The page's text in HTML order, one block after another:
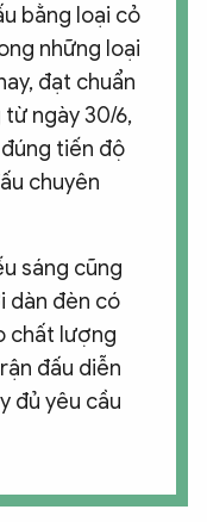
bằng loại cỏ
những loại
đạt chuẩn
từ ngày 30/6,
tiến độ
chuyên
sáng cũng
dàn đèn có
chất lượng
đấu diễn
đủ yêu cầu